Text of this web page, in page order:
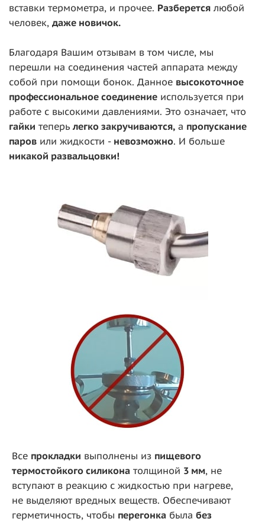
вставки термометра, и прочее. Разберется любой
человек, даже новичок.
Благодаря Вашим отзывам в том числе, мы
перешли на соединения частей аппарата между
собой при помощи бонок. Данное высокоточное
профессиональное соединение используется при
работе с высокими давлениями. Это означает, что
гайки теперь легко закручиваются, а пропускание
паров или жидкости - невозможно. И больше
никакой развальцовки!
Все прокладки выполнены из пищевого
термостойкого силикона толщиной 3 мм, не
вступают в реакцию с жидкостью при нагреве,
не выделяют вредных веществ. Обеспечивают
герметичность, чтобы перегонка была без